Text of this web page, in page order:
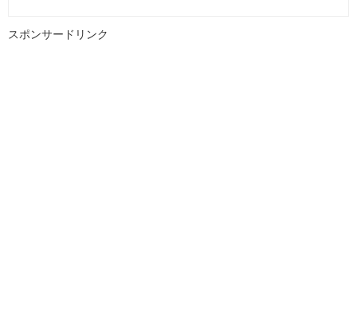
スポンサードリンク